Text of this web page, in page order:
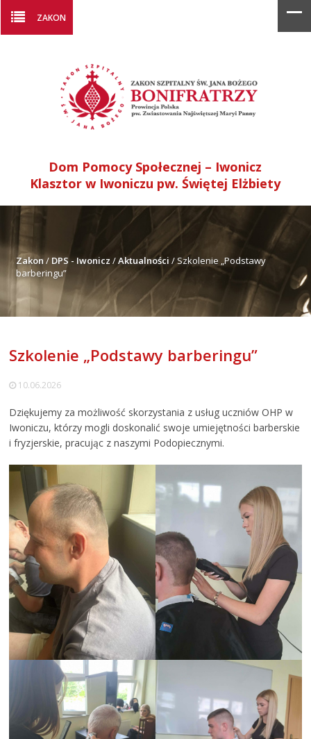
ZAKON
Dom Pomocy Społecznej – Iwonicz
Klasztor w Iwoniczu pw. Świętej Elżbiety
Zakon / DPS - Iwonicz /Aktualności /Szkolenie „Podstawy
barberingu”
Szkolenie „Podstawy barberingu”
10.06.2026
Dziękujemy za możliwość skorzystania z usług uczniów OHP w
Iwoniczu, którzy mogli doskonalić swoje umiejętności barberskie
i fryzjerskie, pracując z naszymi Podopiecznymi.